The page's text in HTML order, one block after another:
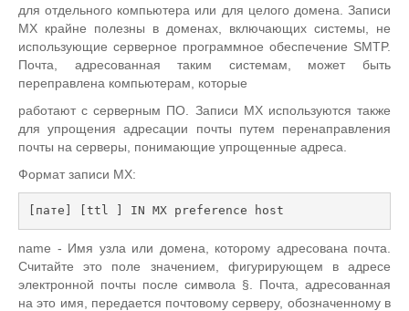
для отдельного компьютера или для целого домена. Записи
MX крайне полезны в доменах, включающих системы, не
использующие серверное программное обеспечение SMTP.
Почта, адресованная таким системам, может быть
переправлена компьютерам, которые
работают с серверным ПО. Записи MX используются также
для упрощения адресации почты путем перенаправления
почты на серверы, понимающие упрощенные адреса.
Формат записи MX:
[пате] [ttl ] IN MX preference host
name - Имя узла или домена, которому адресована почта.
Считайте это поле значением, фигурирующем в адресе
электронной почты после символа §. Почта, адресованная
на это имя, передается почтовому серверу, обозначенному в